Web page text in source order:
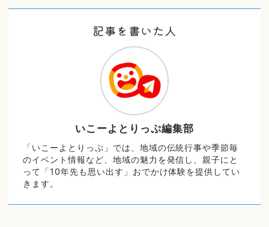
記事を書いた人
いこーよとりっぷ編集部
「いこーよとりっぷ」では、地域の伝統行事や季節毎
のイベント情報など、地域の魅力を発信し、親子にと
って「10年先も思い出す」おでかけ体験を提供してい
きます。